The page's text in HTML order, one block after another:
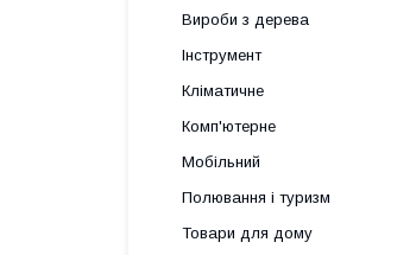
Вироби з дерева
Інструмент
Кліматичне
Комп'ютерне
Мобільний
Полювання і туризм
Товари для дому